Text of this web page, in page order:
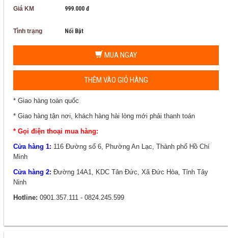
Giá KM 999.000 đ
Tình trạng Nổi Bật
MUA NGAY
THÊM VÀO GIỎ HÀNG
* Giao hàng toàn quốc
* Giao hàng tận nơi, khách hàng hài lòng mới phải thanh toán
* Gọi điện thoại mua hàng:
Cửa hàng 1: 116 Đường số 6, Phường An Lạc, Thành phố Hồ Chí
Minh
Cửa hàng 2: Đường 14A1, KDC Tân Đức, Xã Đức Hòa, Tỉnh Tây
Ninh
Hotline: 0901.357.111 - 0824.245.599